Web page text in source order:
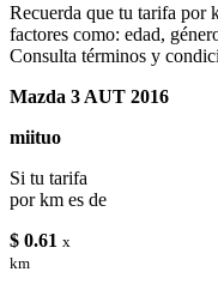
Recuerda que tu tarifa por
factores como: edad,
Consulta términos y
Mazda 3 AUT 2016
miituo
Si tu tarifa
por km es de
$ 0.61 x
km